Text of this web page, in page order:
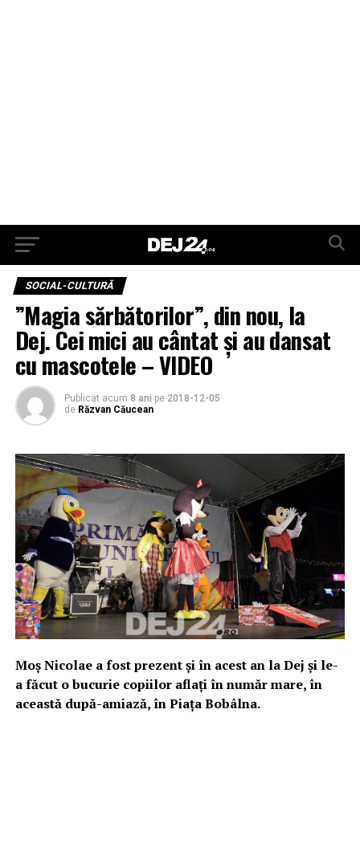
SOCIAL-CULTURĂ
”Magia sărbătorilor”, din nou, la
Dej. Cei mici au cântat și au dansat
cu mascotele – VIDEO
Publicat acum 8 ani pe 2018-12-05
de Răzvan Căucean
Moș Nicolae a fost prezent și în acest an la Dej și le-
a făcut o bucurie copiilor aflați în număr mare, în
această după-amiază, în Piața Bobâlna.